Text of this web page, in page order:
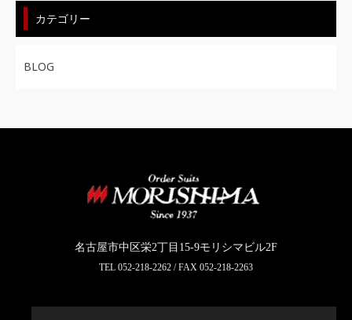
カテゴリー
BLOG
名古屋市中区栄2丁目15-9モリシマビル2F
TEL 052-218-2262 / FAX 052-218-2263